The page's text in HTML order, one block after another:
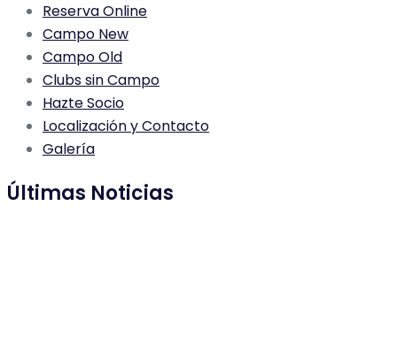
Reserva Online
Campo New
Campo Old
Clubs sin Campo
Hazte Socio
Localización y Contacto
Galería
Últimas Noticias